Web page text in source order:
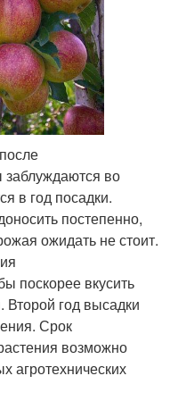
во
в год посадки.
постепенно,
ожидать не стоит.
поскорее вкусить
Второй год высадки
Срок
возможно
агротехнических